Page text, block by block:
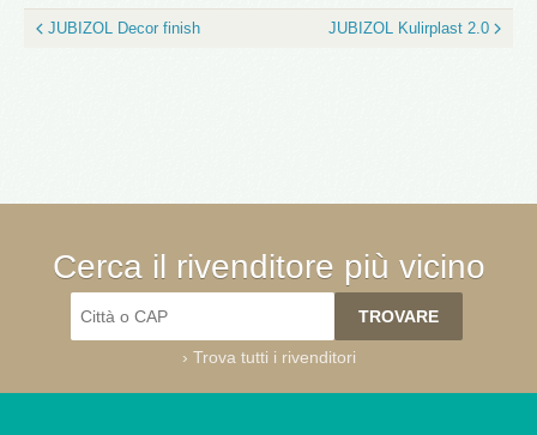
JUBIZOL Decor finish JUBIZOL Kulirplast 2.0
Cerca il rivenditore più vicino
› Trova tutti i rivenditori